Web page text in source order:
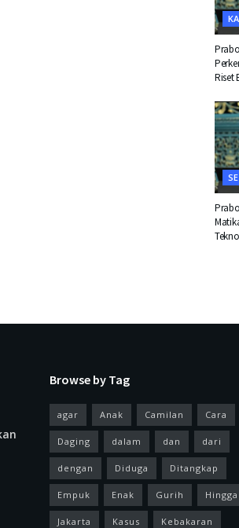
Riset
Browse by Tag
agar Anak Camilan Cara
Daging dalam dan dari
dengan Diduga Ditangkap
Empuk Enak Gurih Hingga
Jakarta Kasus Kebakaran